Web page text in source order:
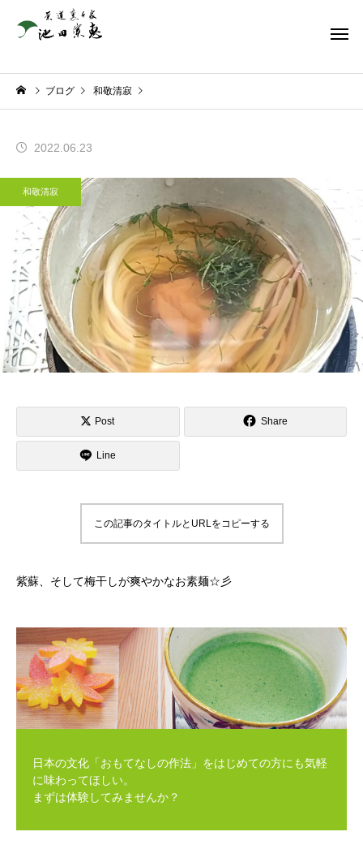
ブログ 和敬清寂
2022.06.23
和敬清寂
Post Share
Line
この記事のタイトルとURLをコピーする
紫蘇、そして梅干しが爽やかなお素麺☆彡
日本の文化「おもてなしの作法」をはじめての方にも気軽
に味わってほしい。
まずは体験してみませんか？